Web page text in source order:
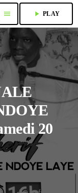
menu play_arrow PLAY
20